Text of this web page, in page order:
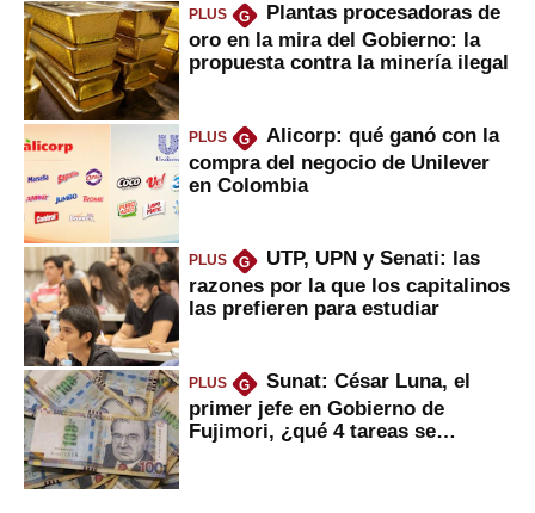
PLUS G
Plantas procesadoras de
oro en la mira del Gobierno: la
propuesta contra la minería ilegal
PLUS G
Alicorp: qué ganó con la
compra del negocio de Unilever
en Colombia
PLUS G
UTP, UPN y Senati: las
razones por la que los capitalinos
las prefieren para estudiar
PLUS G
Sunat: César Luna, el
primer jefe en Gobierno de
Fujimori, ¿qué 4 tareas se